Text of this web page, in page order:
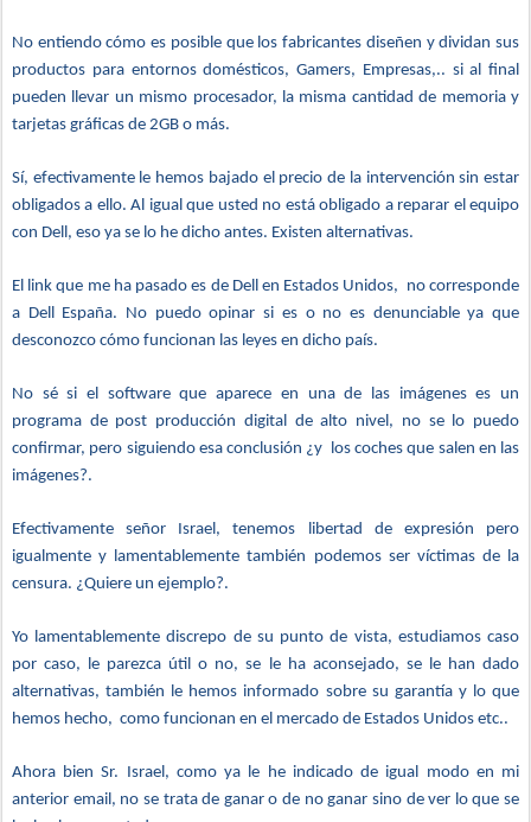
No entiendo cómo es posible que los fabricantes diseñen y dividan sus
productos para entornos domésticos, Gamers, Empresas,.. si al final
pueden llevar un mismo procesador, la misma cantidad de memoria y
tarjetas gráficas de 2GB o más.
Sí, efectivamente le hemos bajado el precio de la intervención sin estar
obligados a ello. Al igual que usted no está obligado a reparar el equipo
con Dell, eso ya se lo he dicho antes. Existen alternativas.
El link que me ha pasado es de Dell en Estados Unidos, no corresponde
a Dell España. No puedo opinar si es o no es denunciable ya que
desconozco cómo funcionan las leyes en dicho país.
No sé si el software que aparece en una de las imágenes es un
programa de post producción digital de alto nivel, no se lo puedo
confirmar, pero siguiendo esa conclusión ¿y los coches que salen en las
imágenes?.
Efectivamente señor Israel, tenemos libertad de expresión pero
igualmente y lamentablemente también podemos ser víctimas de la
censura. ¿Quiere un ejemplo?.
Yo lamentablemente discrepo de su punto de vista, estudiamos caso
por caso, le parezca útil o no, se le ha aconsejado, se le han dado
alternativas, también le hemos informado sobre su garantía y lo que
hemos hecho, como funcionan en el mercado de Estados Unidos etc..
Ahora bien Sr. Israel, como ya le he indicado de igual modo en mi
anterior email, no se trata de ganar o de no ganar sino de ver lo que se